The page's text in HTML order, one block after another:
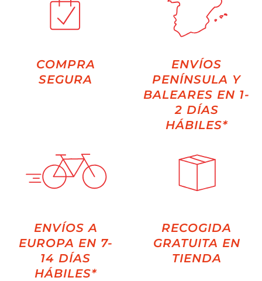
COMPRA
SEGURA
ENVÍOS
PENÍNSULA Y
BALEARES EN 1-
2 DÍAS
HÁBILES*
ENVÍOS A
EUROPA EN 7-
14 DÍAS
HÁBILES*
RECOGIDA
GRATUITA EN
TIENDA